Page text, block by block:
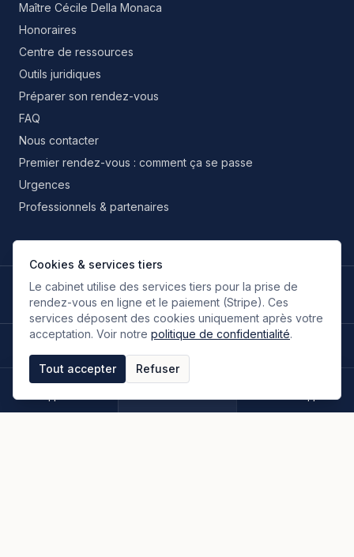
Cookies & services tiers
Le cabinet utilise des services tiers pour la prise de
rendez-vous en ligne et le paiement (Stripe). Ces
services déposent des cookies uniquement après votre
acceptation. Voir notre politique de confidentialité.
Tout accepter Refuser
Maître Cécile Della Monaca
Honoraires
Centre de ressources
Outils juridiques
Préparer son rendez-vous
FAQ
Nous contacter
Premier rendez-vous : comment ça se passe
Urgences
Professionnels & partenaires
LANGUES DE TRAVAIL
🇫🇷
Français
FR🇬🇧
Anglais
EN🇮🇹
ItalienIT🇪🇸
Espagnol
ES 🇷🇺
RusseRU🇮🇷
Persan
FA
Site conçu sur une idée originale de zIA digital.
Mentions légalesCGU & CGVPolitique de confidentialité
Espace clientsPaiement en lignePlan du site
Appeler Rendez-vous WhatsApp